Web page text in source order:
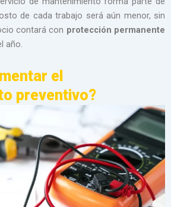
de cada trabajo será aún menor, sin
contará con protección permanente
año.
el
preventivo?